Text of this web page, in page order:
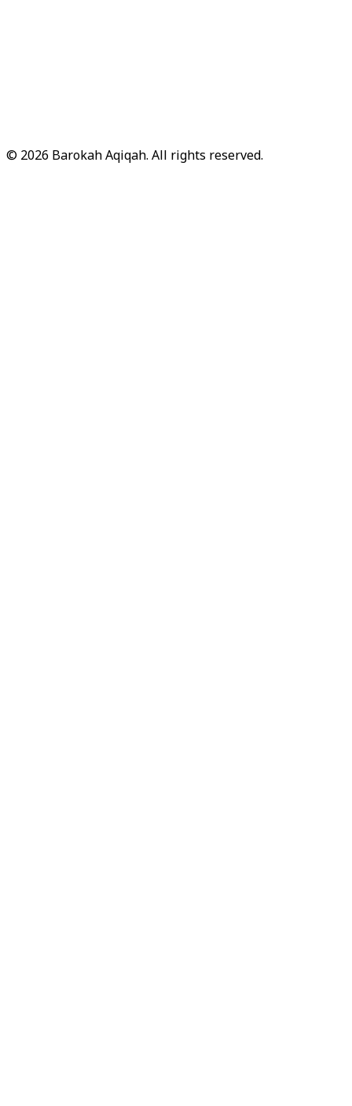
© 2026 Barokah Aqiqah. All rights reserved.